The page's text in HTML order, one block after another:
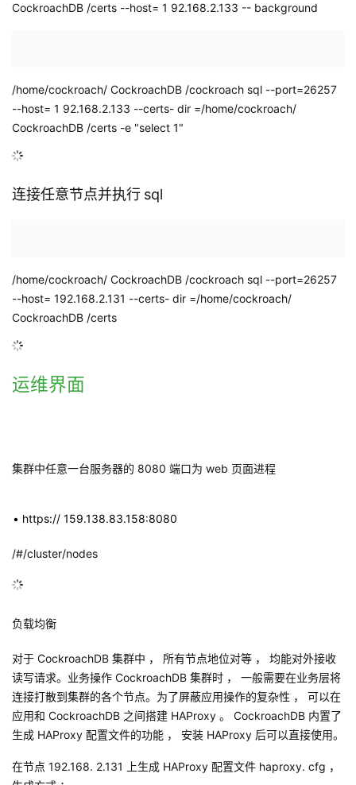
CockroachDB /certs --host= 1 92.168.2.133 -- background
/home/cockroach/ CockroachDB /cockroach sql --port=26257
--host= 1 92.168.2.133 --certs- dir =/home/cockroach/
CockroachDB /certs -e "select 1"
连接任意节点并执行 sql
/home/cockroach/ CockroachDB /cockroach sql --port=26257
--host= 192.168.2.131 --certs- dir =/home/cockroach/
CockroachDB /certs
运维界面
集群中任意一台服务器的 8080 端口为 web 页面进程
• https:// 159.138.83.158:8080
/#/cluster/nodes
负载均衡
对于 CockroachDB 集群中 ， 所有节点地位对等 ， 均能对外接收
读写请求。业务操作 CockroachDB 集群时 ， 一般需要在业务层将
连接打散到集群的各个节点。为了屏蔽应用操作的复杂性 ， 可以在
应用和 CockroachDB 之间搭建 HAProxy 。 CockroachDB 内置了
生成 HAProxy 配置文件的功能 ， 安装 HAProxy 后可以直接使用。
在节点 192.168. 2.131 上生成 HAProxy 配置文件 haproxy. cfg ，